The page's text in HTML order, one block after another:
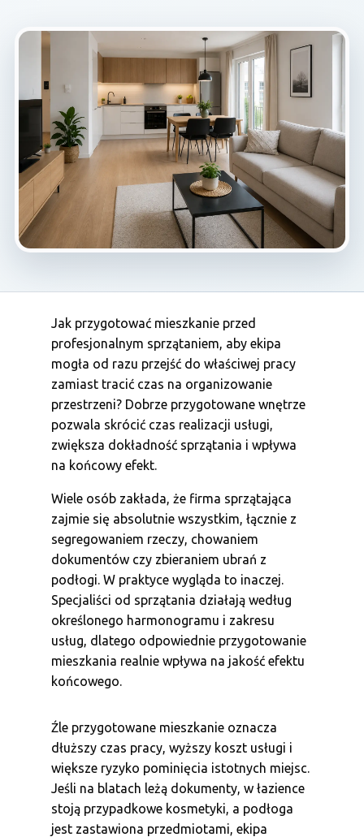
Jak przygotować mieszkanie przed
profesjonalnym sprzątaniem, aby ekipa
mogła od razu przejść do właściwej pracy
zamiast tracić czas na organizowanie
przestrzeni? Dobrze przygotowane wnętrze
pozwala skrócić czas realizacji usługi,
zwiększa dokładność sprzątania i wpływa
na końcowy efekt.
Wiele osób zakłada, że firma sprzątająca
zajmie się absolutnie wszystkim, łącznie z
segregowaniem rzeczy, chowaniem
dokumentów czy zbieraniem ubrań z
podłogi. W praktyce wygląda to inaczej.
Specjaliści od sprzątania działają według
określonego harmonogramu i zakresu
usług, dlatego odpowiednie przygotowanie
mieszkania realnie wpływa na jakość efektu
końcowego.
Źle przygotowane mieszkanie oznacza
dłuższy czas pracy, wyższy koszt usługi i
większe ryzyko pominięcia istotnych miejsc.
Jeśli na blatach leżą dokumenty, w łazience
stoją przypadkowe kosmetyki, a podłoga
jest zastawiona przedmiotami, ekipa